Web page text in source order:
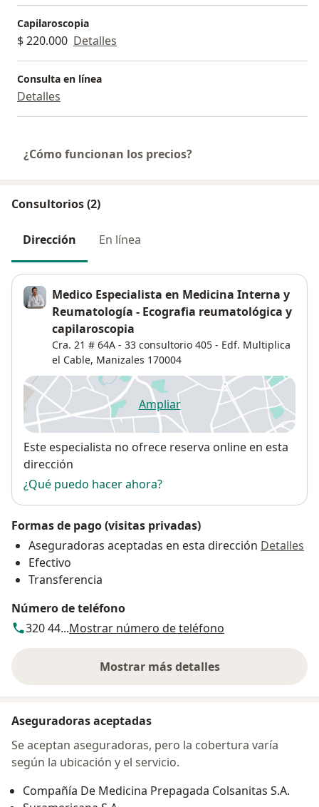
Capilaroscopia
$ 220.000 Detalles
Consulta en línea
Detalles
¿Cómo funcionan los precios?
Consultorios (2)
Dirección En línea
Medico Especialista en Medicina Interna y
Reumatología - Ecografia reumatológica y
capilaroscopia
Cra. 21 # 64A - 33 consultorio 405 - Edf. Multiplica
el Cable, Manizales 170004
Ampliarse abre en una nueva
Disponibilidad
Este especialista no ofrece reserva online en esta
dirección
¿Qué puedo hacer ahora?
Formas de pago (visitas privadas)
Aseguradoras aceptadas en esta dirección Detalles
Efectivo
Transferencia
Número de teléfono
320 44...Mostrar número de teléfono
Mostrar más detalles
sobre la dirección
Aseguradoras aceptadas
Se aceptan aseguradoras, pero la cobertura varía
según la ubicación y el servicio.
Compañía De Medicina Prepagada Colsanitas S.A.